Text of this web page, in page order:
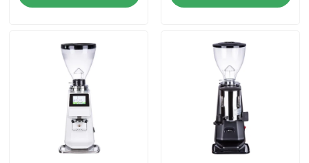
Kaffeebohneschleifer
Burr Coffee Grinder